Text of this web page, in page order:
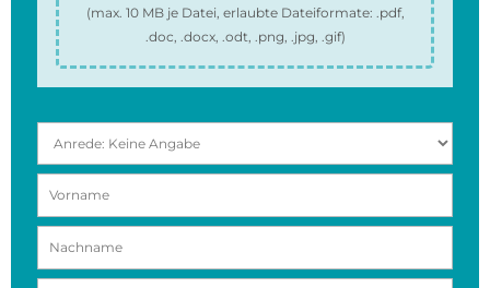
(max. 10 MBje Datei, erlaubte Dateiformate: .pdf,
.doc, .docx, .odt, .png, .jpg, .gif)